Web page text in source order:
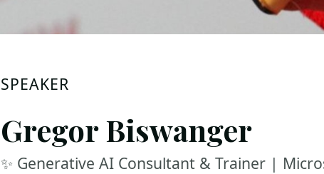
SPEAKER
Gregor Biswanger
✨ Generative AI Consultant & Trainer |